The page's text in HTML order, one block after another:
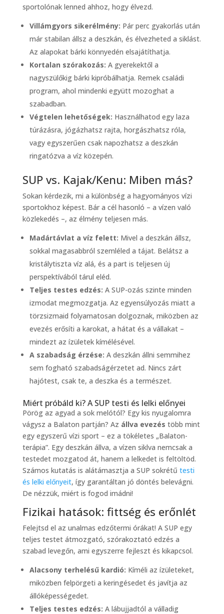
sportolónak lenned ahhoz, hogy élvezd.
Villámgyors sikerélmény: Pár perc gyakorlás után
már stabilan állsz a deszkán, és élvezheted a siklást.
Az alapokat bárki könnyedén elsajátíthatja.
Kortalan szórakozás: A gyerekektől a
nagyszülőkig bárki kipróbálhatja. Remek családi
program, ahol mindenki együtt mozoghat a
szabadban.
Végtelen lehetőségek: Használhatod egy laza
túrázásra, jógázhatsz rajta, horgászhatsz róla,
vagy egyszerűen csak napozhatsz a deszkán
ringatózva a víz közepén.
SUP vs. Kajak/Kenu: Miben más?
Sokan kérdezik, mi a különbség a hagyományos vízi
sportokhoz képest. Bár a cél hasonló – a vízen való
közlekedés –, az élmény teljesen más.
Madártávlat a víz felett: Mivel a deszkán állsz,
sokkal magasabbról szemléled a tájat. Belátsz a
kristálytiszta víz alá, és a part is teljesen új
perspektívából tárul eléd.
Teljes testes edzés: A SUP-ozás szinte minden
izmodat megmozgatja. Az egyensúlyozás miatt a
törzsizmaid folyamatosan dolgoznak, miközben az
evezés erősíti a karokat, a hátat és a vállakat –
mindezt az ízületek kímélésével.
A szabadság érzése: A deszkán állni semmihez
sem fogható szabadságérzetet ad. Nincs zárt
hajótest, csak te, a deszka és a természet.
Miért próbáld ki? A SUP testi és lelki előnyei
Pörög az agyad a sok melótól? Egy kis nyugalomra
vágysz a Balaton partján? Az állva evezés több mint
egy egyszerű vízi sport – ez a tökéletes „Balaton-
terápia”. Egy deszkán állva, a vízen siklva nemcsak a
testedet mozgatod át, hanem a lelkedet is feltöltöd.
Számos kutatás is alátámasztja a SUP sokrétű testi
és lelki előnyeit, így garantáltan jó döntés belevágni.
De nézzük, miért is fogod imádni!
Fizikai hatások: fittség és erőnlét
Felejtsd el az unalmas edzőtermi órákat! A SUP egy
teljes testet átmozgató, szórakoztató edzés a
szabad levegőn, ami egyszerre fejleszt és kikapcsol.
Alacsony terhelésű kardió: Kíméli az ízületeket,
miközben felpörgeti a keringésedet és javítja az
állóképességedet.
Teljes testes edzés: A lábujjadtól a válladig